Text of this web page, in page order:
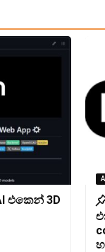
එකෙන් 3D